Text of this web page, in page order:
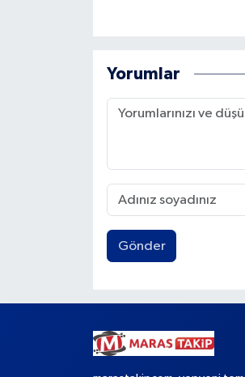
Yorumlar
Gönder